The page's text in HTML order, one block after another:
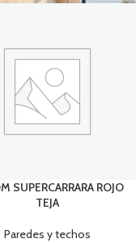
SUPERCARRARA ROJO
TEJA
Paredes y techos